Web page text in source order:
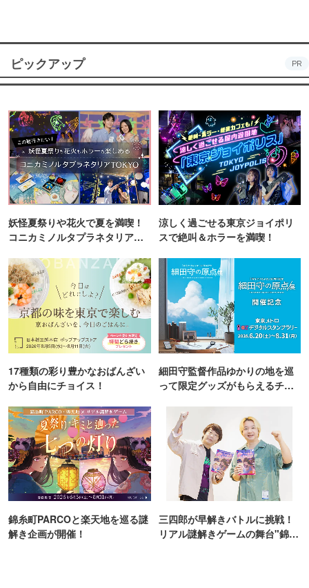
ピックアップ PR
妖怪夏祭りや花火で夏を満喫！
コニカミノルタプラネタリア
涼しく過ごせる東京ジョイポリ
スで絶叫＆ホラーを満喫！
17種類の彩り豊かなおばんざい
から自由にチョイス！
細田守監督作品ゆかりの地を巡
って限定グッズがもらえるチャ
錦糸町PARCOと楽天地を巡る謎
解き企画が開催！
三四郎が早解きバトルに挑戦！
リアル謎解きゲームの舞台"錦糸